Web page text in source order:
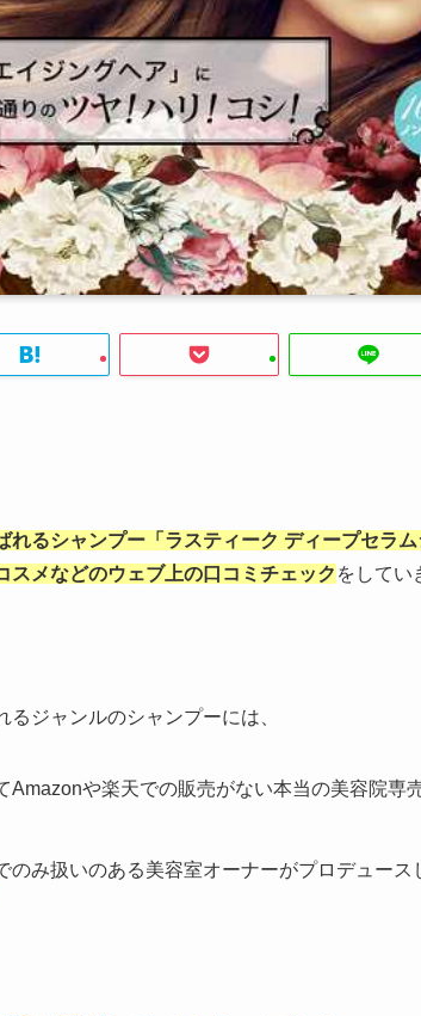
るシャンプー「ラスティーク ディープセラム
メなどのウェブ上の口コミチェック をしてい
ジャンルのシャンプーには、
Amazonや楽天での販売がない本当の美容院専
のみ扱いのある美容室オーナーがプロデュース